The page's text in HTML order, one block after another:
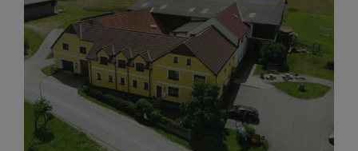
Reitunterricht
Reitwege
Schneeschuhwanderung
Seezugang
Skifahren